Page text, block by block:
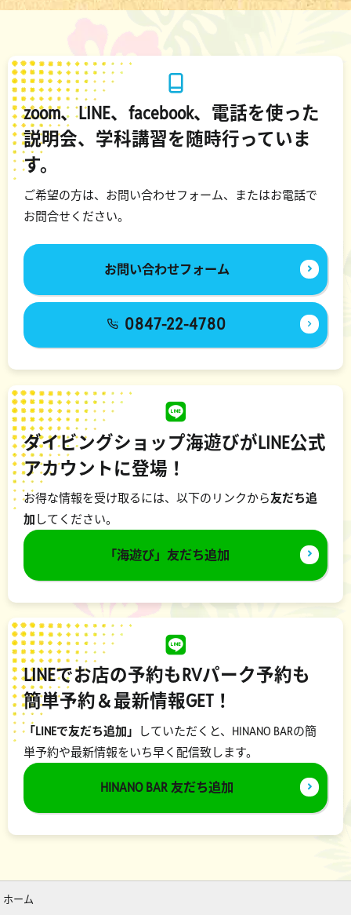
zoom、LINE、facebook、電話を使った
説明会、学科講習を随時行っていま
す。
ご希望の方は、お問い合わせフォーム、またはお電話で
お問合せください。
お問い合わせフォーム
0847-22-4780
ダイビングショップ海遊びがLINE公式
アカウントに登場！
お得な情報を受け取るには、以下のリンクから友だち追
加 してください。
「海遊び」友だち追加
LINEでお店の予約もRVパーク予約も
簡単予約＆最新情報GET！
「LINEで友だち追加」
していただくと、HINANO BARの簡
単予約や最新情報をいち早く配信致します。
HINANO BAR 友だち追加
ホーム